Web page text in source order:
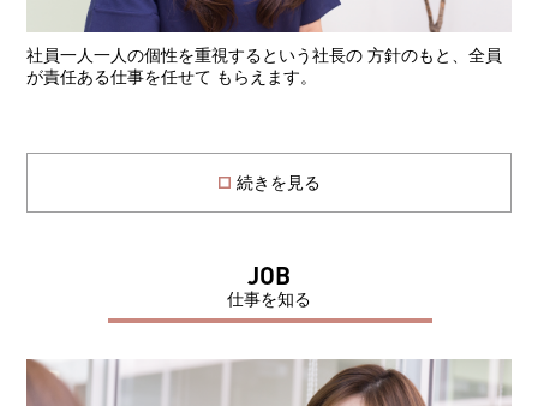
社員一人一人の個性を重視するという社長の 方針のもと、全員
が責任ある仕事を任せて もらえます。
続きを見る
JOB
仕事を知る